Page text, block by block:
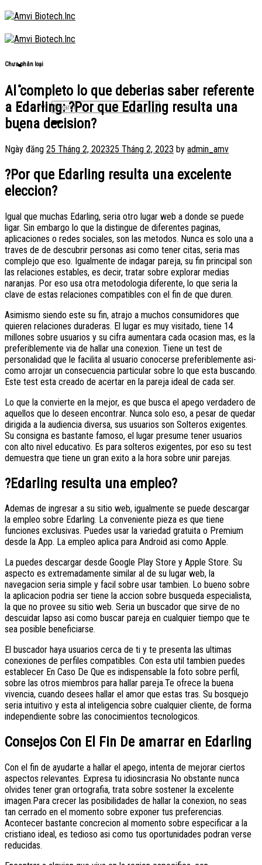
Skip
to
content
Chưa phân loại
Al completo lo que deberias saber referente
a Edarling: ?Por que Edarling resulta una
buena decision?
Ngày đăng 25 Tháng 2, 202325 Tháng 2, 2023 by admin_amv
?Por que Edarling resulta una excelente
eleccion?
Igual que muchas Edarling, seri­a otro lugar web a donde se puede
ligar. Sin embargo lo que la distingue de diferentes paginas,
aplicaciones o redes sociales, son las metodos. Nunca es solo una a
traves de de descubrir personas asi­ como tener citas, seri­a mas
complejo que eso. Igualmente de indagar pareja, su fin principal son
las relaciones estables, es decir, tratar sobre explorar medias
naranjas. Por eso usa otra metodologia diferente, lo que seri­a la
clave de estas relaciones compatibles con el fin de que duren.
Asimismo siendo este su fin, atrajo a muchos consumidores que
quieren relaciones duraderas. El lugar es muy visitado, tiene 14
millones sobre usuarios y su cifra aumentara cada ocasion mas, es la
preferiblemente via de hallar una conexion. Tiene un test de
personalidad que le facilita al usuario conocerse preferiblemente asi­
como arrojar un consecuencia particular sobre lo que esta buscando.
Este test esta creado de acertar en la pareja ideal de cada ser.
Lo que la convierte en la mejor, es que busca el apego verdadero de
aquellos que lo deseen encontrar. Nunca solo eso, a pesar de quedar
dirigida a la audiencia diversa, sus usuarios son Solteros exigentes.
Su consigna es bastante famoso, el lugar presume tener usuarios
con alto nivel educativo. Es para solteros exigentes, por eso su test
demuestra que tiene un gran exito a la hora sobre unir parejas.
?Edarling resulta una empleo?
Ademas de ingresar a su sitio web, igualmente se puede descargar
la empleo sobre Edarling. La conveniente pieza es que tiene
funciones exclusivas. Puedes usar la variedad gratuita o Premium
desde la App. La empleo aplica para Android asi­ como Apple.
La puedes descargar desde Google Play Store y Apple Store. Su
aspecto es extremadamente similar al de su lugar web, la
navegacion seri­a simple y facil sobre usar tambien. Lo bueno sobre
la aplicacion podri­a ser tiene la accion sobre busqueda especialista,
la que no provee su sitio web. Seri­a un buscador que sirve de no
descuidar lapso asi­ como buscar pareja en cualquier tiempo que te
sea posible beneficiarse.
El buscador haya usuarios cerca de ti y te presenta las ultimas
conexiones de perfiles compatibles. Con esta util tambien puedes
establecer En Caso De Que es indispensable la foto sobre perfil,
sobre las otros miembros para hallar pareja.Te ofrece la buena
vivencia, cuando desees hallar el amor que estas tras. Su bosquejo
seri­a intuitivo y esta al inteligencia sobre cualquier cliente, de forma
independiente sobre las conocimientos tecnologicos.
Consejos Con El Fin De amarrar en Edarling
Con el fin de ayudarte a hallar el apego, intenta de mejorar ciertos
aspectos relevantes. Expresa tu idiosincrasia No obstante nunca
olvides tener gran ortografia, trata sobre sostener la excelente
imagen.Para crecer las posibilidades de hallar la conexion, no seas
tan cerrado en el momento sobre exponer tus preferencias.
Acontecer bastante concrecion al momento sobre especificar a la
cristiano ideal, es tedioso asi­ como tus oportunidades podran verse
reducidas.